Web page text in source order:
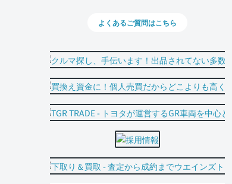
よくあるご質問はこちら